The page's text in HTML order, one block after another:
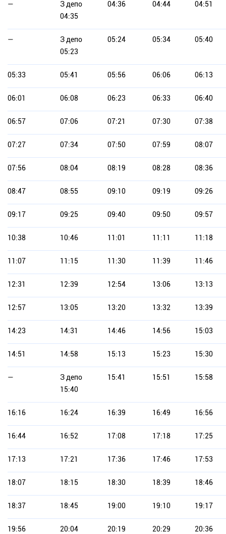
—
З депо
04:35
04:36 04:44 04:51
—
З депо
05:23
05:24 05:34 05:40
05:33 05:41 05:56 06:06 06:13
06:01 06:08 06:23 06:33 06:40
06:57 07:06 07:21 07:30 07:38
07:27 07:34 07:50 07:59 08:07
07:56 08:04 08:19 08:28 08:36
08:47 08:55 09:10 09:19 09:26
09:17 09:25 09:40 09:50 09:57
10:38 10:46 11:01 11:11 11:18
11:07 11:15 11:30 11:39 11:46
12:31 12:39 12:54 13:06 13:13
12:57 13:05 13:20 13:32 13:39
14:23 14:31 14:46 14:56 15:03
14:51 14:58 15:13 15:23 15:30
—
З депо
15:40
15:41 15:51 15:58
16:16 16:24 16:39 16:49 16:56
16:44 16:52 17:08 17:18 17:25
17:13 17:21 17:36 17:46 17:53
18:07 18:15 18:30 18:39 18:46
18:37 18:45 19:00 19:10 19:17
19:56 20:04 20:19 20:29 20:36